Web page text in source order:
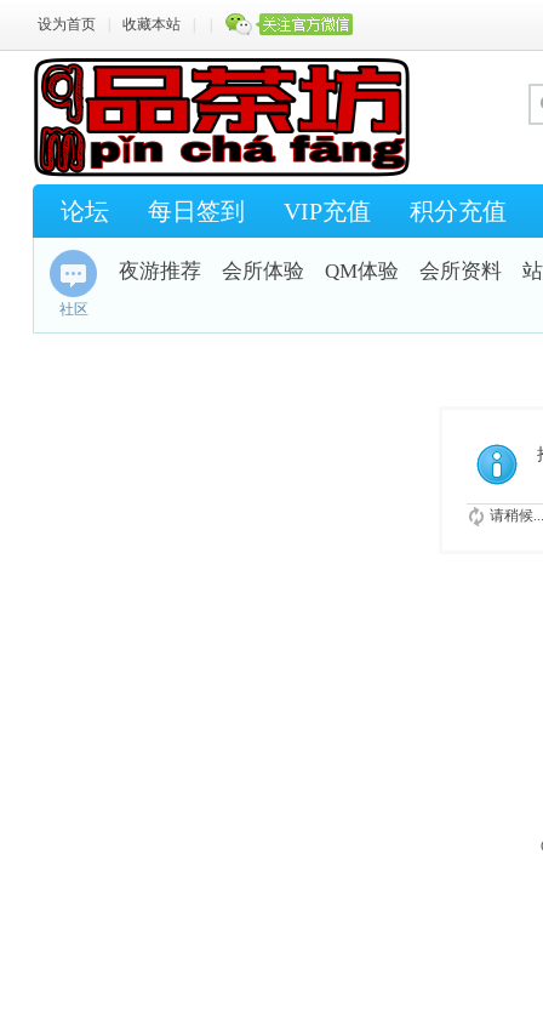
设为首页 收藏本站
论坛 每日签到 VIP充值 积分充值
社区
夜游推荐 会所体验 QM体验 会所资料
请稍候...